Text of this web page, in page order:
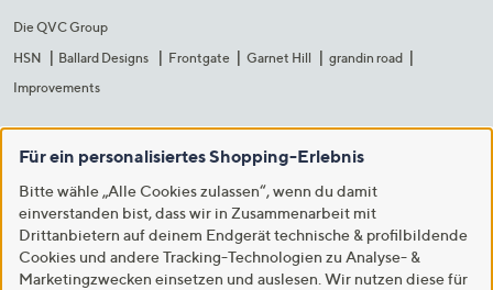
Die QVC Group
HSN
Ballard Designs Frontgate Garnet Hill
grandin road
Improvements
Für ein personalisiertes Shopping-Erlebnis
Bitte wähle „Alle Cookies zulassen“, wenn du damit
einverstanden bist, dass wir in Zusammenarbeit mit
Drittanbietern auf deinem Endgerät technische & profilbildende
Cookies und andere Tracking-Technologien zu Analyse- &
Marketingzwecken einsetzen und auslesen. Wir nutzen diese für